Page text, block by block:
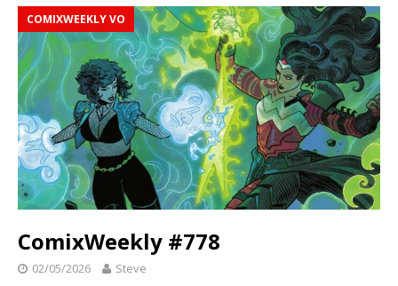
COMIXWEEKLY VO
ComixWeekly #778
02/05/2026 Steve